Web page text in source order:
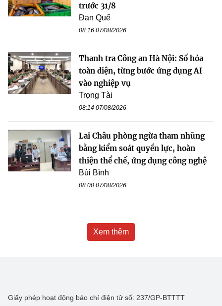
trước 31/8
Đan Quế
08:16 07/08/2026
Thanh tra Công an Hà Nội: Số hóa
toàn diện, từng bước ứng dụng AI
vào nghiệp vụ
Trọng Tài
08:14 07/08/2026
Lai Châu phòng ngừa tham nhũng
bằng kiểm soát quyền lực, hoàn
thiện thể chế, ứng dụng công nghệ
Bùi Bình
08:00 07/08/2026
Xem thêm
Giấy phép hoạt động báo chí điện tử số: 237/GP-BTTTT